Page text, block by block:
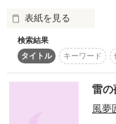
表紙を見る
エクソシスト…
それは神に呪われた天
自ら呪いにかかった
妹に呪われた少年
検索結果
タイトル
キーワード
雷の
風夢